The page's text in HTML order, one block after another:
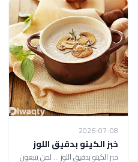
2026-07-08
خبز الكيتو بدقيق اللوز
خبز الكيتو بدقيق اللوز ... لمن يتبعون